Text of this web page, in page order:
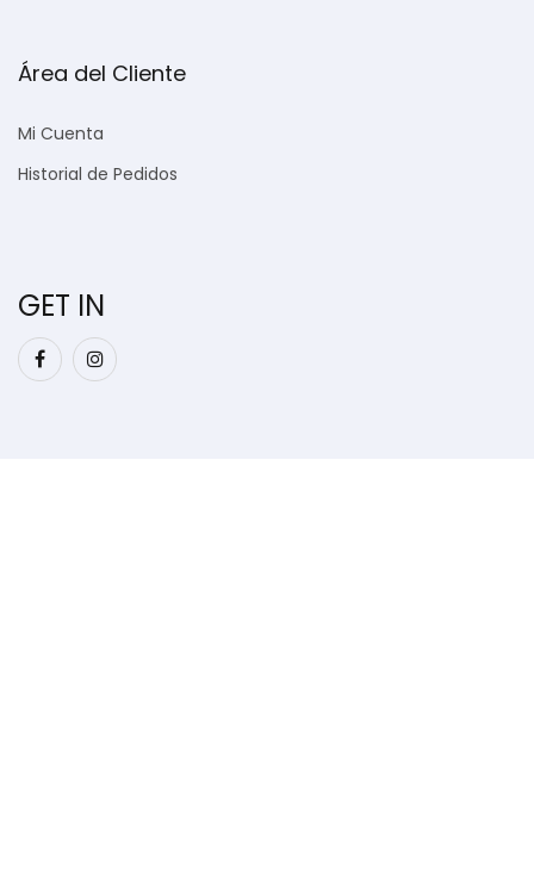
Área del Cliente
Mi Cuenta
Historial de Pedidos
GET IN